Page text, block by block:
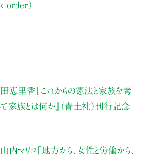
order）
恵里香 「これからの憲法と家族を考
て家族とは何か』（青土社）刊行記念
内マリコ「地方から、女性と労働から、